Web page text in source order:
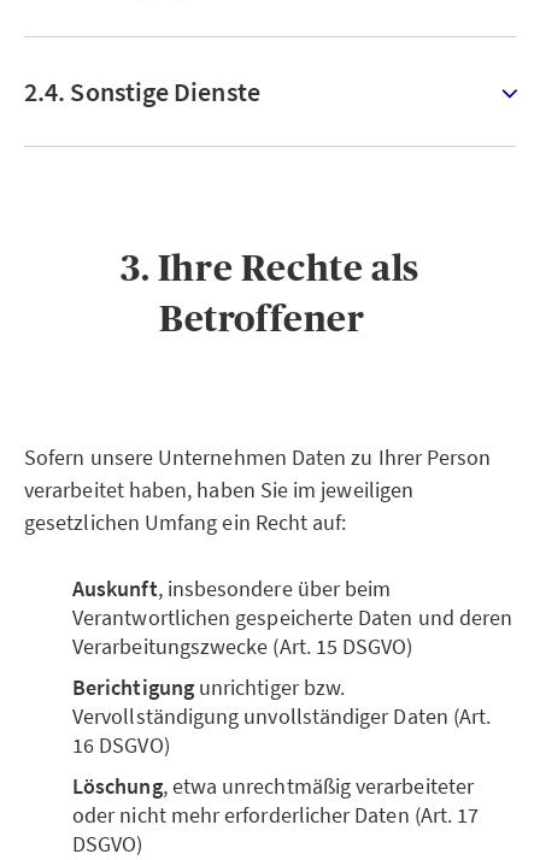
2.4. Sonstige Dienste
3. Ihre Rechte als
Betroffener
Sofern unsere Unternehmen Daten zu Ihrer Person
verarbeitet haben, haben Sie im jeweiligen
gesetzlichen Umfang ein Recht auf:
Auskunft, insbesondere über beim
Verantwortlichen gespeicherte Daten und deren
Verarbeitungszwecke (Art. 15 DSGVO)
Berichtigungunrichtiger bzw.
Vervollständigung unvollständiger Daten (Art.
16 DSGVO)
Löschung, etwa unrechtmäßig verarbeiteter
oder nicht mehr erforderlicher Daten (Art. 17
DSGVO)